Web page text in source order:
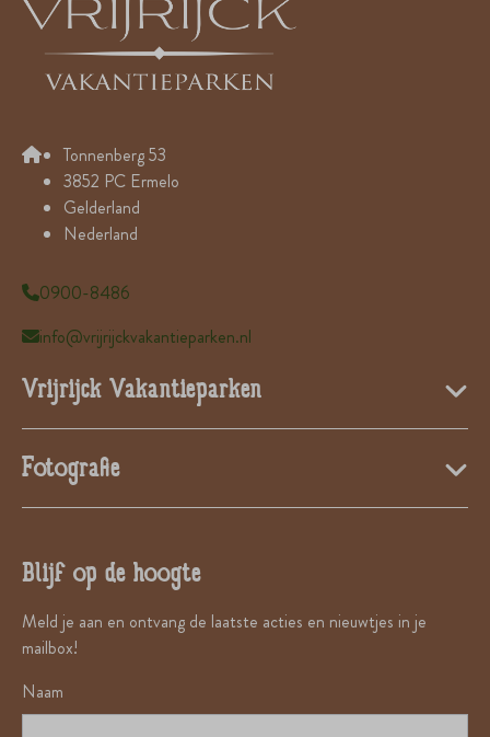
Tonnenberg 53
3852 PC Ermelo
Gelderland
Nederland
0900-8486
info@vrijrijckvakantieparken.nl
Vrijrijck Vakantieparken
Fotografie
Blijf op de hoogte
Meld je aan en ontvang de laatste acties en nieuwtjes in je
mailbox!
Naam